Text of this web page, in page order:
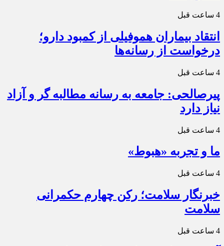
4 ساعت قبل
انتقاد بیماران هموفیلی از کمبود دارو؛
درخواست از رسانه‌ها
4 ساعت قبل
پیرصالحی: جامعه به رسانه مطالبه گر و آزاد
نیاز دارد
4 ساعت قبل
ما و تجربه «هبوط»
4 ساعت قبل
خبرنگار سلامت؛ رکن چهارم حکمرانی
سلامت
4 ساعت قبل